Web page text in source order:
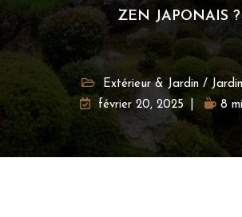
ZEN JAPONAIS ?
Extérieur & Jardin /
février 20, 2025
8